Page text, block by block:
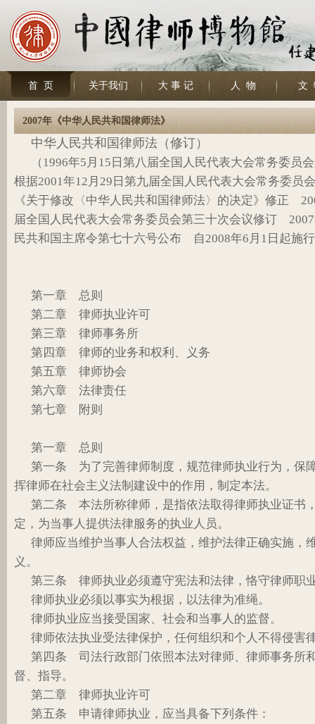
首 页 关于我们 大 事 记 人 物 文
2007年《中华人民共和国律师法》
中华人民共和国律师法（修订）
（1996年5月15日第八届全国人民代表大会常务委
根据2001年12月29日第九届全国人民代表大会常务委员
《关于修改〈中华人民共和国律师法〉的决定》修正
届全国人民代表大会常务委员会第三十次会议修订
民共和国主席令第七十六号公布 自2008年6月1日起施
第一章 总则
第二章 律师执业许可
第三章 律师事务所
第四章 律师的业务和权利、义务
第五章 律师协会
第六章 法律责任
第七章 附则
第一章 总则
第一条 为了完善律师制度，规范律师执业行为，保
挥律师在社会主义法制建设中的作用，制定本法。
第二条 本法所称律师，是指依法取得律师执业证书
定，为当事人提供法律服务的执业人员。
律师应当维护当事人合法权益，维护法律正确实施，
义。
第三条 律师执业必须遵守宪法和法律，恪守律师职
律师执业必须以事实为根据，以法律为准绳。
律师执业应当接受国家、社会和当事人的监督。
律师依法执业受法律保护，任何组织和个人不得侵害
第四条 司法行政部门依照本法对律师、律师事务所
督、指导。
第二章 律师执业许可
第五条 申请律师执业，应当具备下列条件：